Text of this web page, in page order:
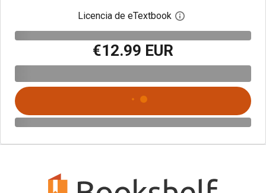
Licencia de eTextbook Abre el cuadro de
€12.99 EUR